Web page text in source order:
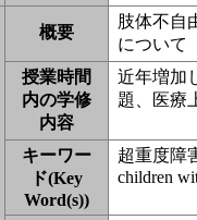
概要
肢体不自
について
授業時間
内の学修
内容
近年増加
題、医療
キーワー
ド(Key
Word(s))
超重度障
children